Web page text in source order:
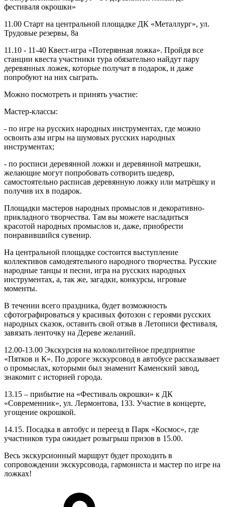
фестиваля окрошки»
11.00 Старт на центральной площадке ДК «Металлург», ул.
Трудовые резервы, 8а
11.10 - 11-40 Квест-игра «Потерянная ложка». Пройдя все
станции квеста участники тура обязательно найдут пару
деревянных ложек, которые получат в подарок, и даже
попробуют на них сыграть.
Можно посмотреть и принять участие:
Мастер-классы:
- по игре на русских народных инструментах, где можно
освоить азы игры на шумовых русских народных
инструментах;
- по росписи деревянной ложки и деревянной матрешки,
желающие могут попробовать сотворить шедевр,
самостоятельно расписав деревянную ложку или матрёшку и
получив их в подарок.
Площадки мастеров народных промыслов и декоративно-
прикладного творчества. Там вы можете насладиться
красотой народных промыслов и, даже, приобрести
понравившийся сувенир.
На центральной площадке состоится выступление
коллективов самодеятельного народного творчества. Русские
народные танцы и песни, игра на русских народных
инструментах, а, так же, загадки, конкурсы, игровые
моменты.
В течении всего праздника, будет возможность
сфотографироваться у красивых фотозон с героями русских
народных сказок, оставить свой отзыв в Летописи фестиваля,
завязать ленточку на Дереве желаний.
12.00-13.00 Экскурсия на колоколитейное предприятие
«Пятков и К». По дороге экскурсовод в автобусе рассказывает
о промыслах, которыми был знаменит Каменский завод,
знакомит с историей города.
13.15 – прибытие на «Фестиваль окрошки» к ДК
«Современник», ул. Лермонтова, 133. Участие в концерте,
угощение окрошкой.
14.15. Посадка в автобус и переезд в Парк «Космос», где
участников тура ожидает розыгрыш призов в 15.00.
Весь экскурсионный маршрут будет проходить в
сопровождении экскурсовода, гармониста и мастер по игре на
ложках!